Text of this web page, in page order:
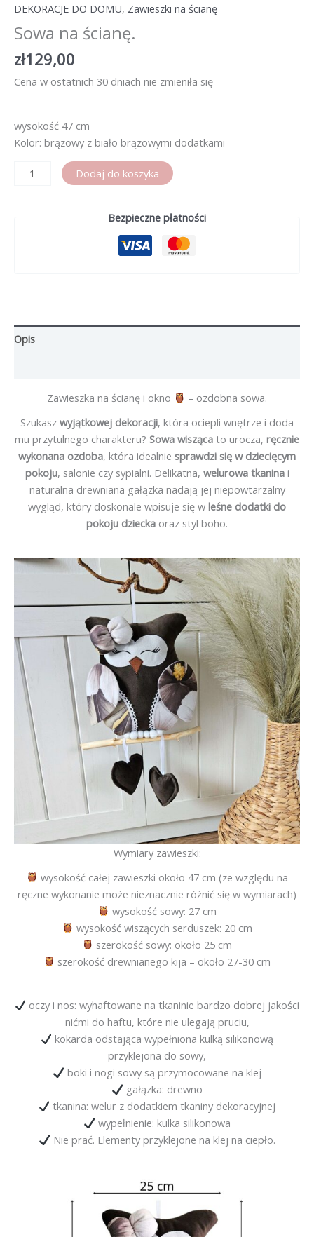
DEKORACJE DO DOMU, Zawieszki na ścianę
Sowa na ścianę.
zł129,00
Cena w ostatnich 30 dniach nie zmieniła się
wysokość 47 cm
Kolor: brązowy z biało brązowymi dodatkami
ilość
Dodaj do koszyka
Bezpieczne płatności
Opis
Zawieszka na ścianę i okno
– ozdobna sowa.
Szukasz wyjątkowej dekoracji, która ociepli wnętrze i doda
mu przytulnego charakteru? Sowa wisząca to urocza, ręcznie
wykonana ozdoba, która idealnie sprawdzi się w dziecięcym
pokoju, salonie czy sypialni. Delikatna, welurowa tkaninai
naturalna drewniana gałązka nadają jej niepowtarzalny
wygląd, który doskonale wpisuje się w leśne dodatki do
pokoju dziecka oraz styl boho.
Wymiary zawieszki:
wysokość całej zawieszki około 47 cm (ze względu na
ręczne wykonanie może nieznacznie różnić się w wymiarach)
wysokość sowy: 27 cm
wysokość wiszących serduszek: 20 cm
szerokość sowy: około 25 cm
szerokość drewnianego kija – około 27-30 cm
oczy i nos: wyhaftowane na tkaninie bardzo dobrej jakości
nićmi do haftu, które nie ulegają pruciu,
kokarda odstająca wypełniona kulką silikonową
przyklejona do sowy,
boki i nogi sowy są przymocowane na klej
gałązka: drewno
tkanina: welur z dodatkiem tkaniny dekoracyjnej
wypełnienie: kulka silikonowa
Nie prać. Elementy przyklejone na klej na ciepło.